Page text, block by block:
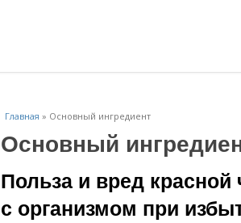
Главная » Основный ингредиент
Основный
Польза и вред
с организмом при